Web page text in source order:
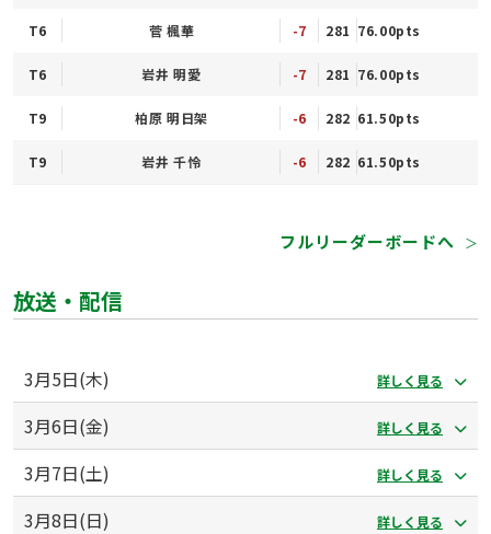
T6 菅 楓華 -7 281 76.00pts
T6 岩井 明愛 -7 281 76.00pts
T9 柏原 明日架 -6 282 61.50pts
T9 岩井 千怜 -6 282 61.50pts
フルリーダーボードへ ＞
放送・配信
3月5日(木) 詳しく見る
3月6日(金) 詳しく見る
3月7日(土) 詳しく見る
3月8日(日) 詳しく見る